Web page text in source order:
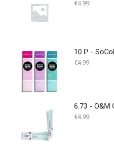
€4.99
€4.99
€4.99